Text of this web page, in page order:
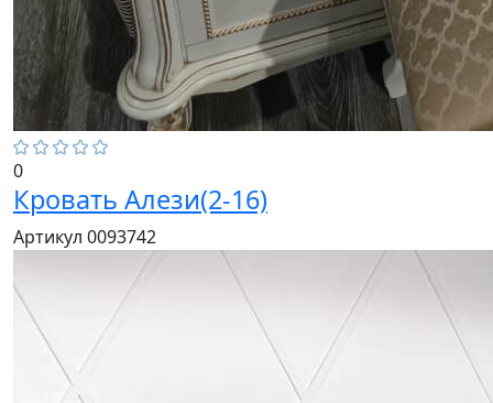
0
Кровать Алези(2-16)
Артикул 0093742